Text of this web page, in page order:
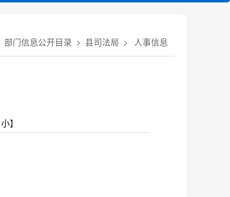
部门信息公开目录 > 县司法局 > 人事信息
小】